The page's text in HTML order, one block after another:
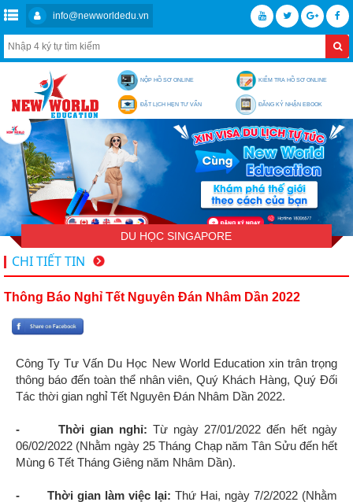
info@newworldedu.vn
NỘP HỒ SƠ ONLINE KIỂM TRA HỒ SƠ ONLINE
ĐẶT LỊCH HẸN TƯ VẤN ĐĂNG KÝ NHẬN EBOOK
DU HỌC SINGAPORE
CHI TIẾT TIN
Thông Báo Nghỉ Tết Nguyên Đán Nhâm Dần 2022
Công Ty Tư Vấn Du Học New World Education xin trân trọng
thông báo đến toàn thể nhân viên, Quý Khách Hàng, Quý Đối
Tác thời gian nghỉ Tết Nguyên Đán Nhâm Dần 2022.
- Thời gian nghỉ: Từ ngày 27/01/2022 đến hết ngày
06/02/2022 (Nhằm ngày 25 Tháng Chạp năm Tân Sửu đến hết
Mùng 6 Tết Tháng Giêng năm Nhâm Dần).
- Thời gian làm việc lại: Thứ Hai, ngày 7/2/2022 (Nhằm